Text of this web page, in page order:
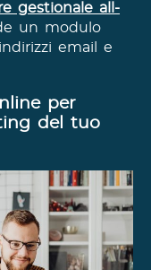
gestionale all-
un modulo
email e
per
del tuo